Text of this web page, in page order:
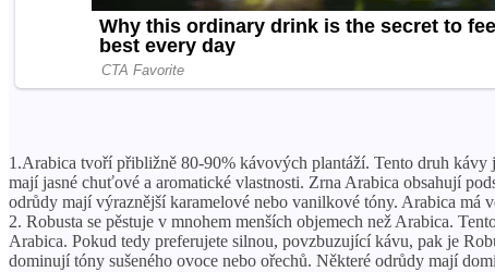
1.Arabica tvoří přibližně 80-90% kávových plantáží. Tento druh kávy
mají jasné chuťové a aromatické vlastnosti. Zrna Arabica obsahují
odrůdy mají výraznější karamelové nebo vanilkové tóny. Arabica má
2. Robusta se pěstuje v mnohem menších objemech než Arabica.
Arabica. Pokud tedy preferujete silnou, povzbuzující kávu, pak je
dominují tóny sušeného ovoce nebo ořechů. Některé odrůdy mají